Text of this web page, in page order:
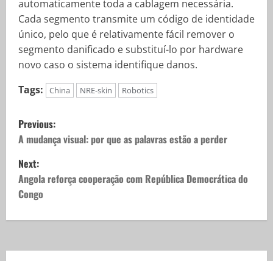
automaticamente toda a cablagem necessária.
Cada segmento transmite um código de identidade
único, pelo que é relativamente fácil remover o
segmento danificado e substituí-lo por hardware
novo caso o sistema identifique danos.
Tags:
China NRE-skin Robotics
Previous:
A mudança visual: por que as palavras estão a perder
Next:
Angola reforça cooperação com República Democrática do
Congo